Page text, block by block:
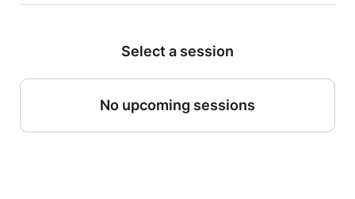
Select a session
No upcoming sessions